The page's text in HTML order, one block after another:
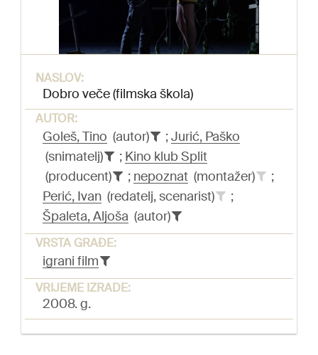
NASLOV:
Dobro veče (filmska škola)
AUTOR:
Goleš, Tino (autor) ;Jurić, Paško
(snimatelj)
; Kino klub Split
(producent)
; nepoznat (montažer)
;
Perić, Ivan (redatelj, scenarist)
;
Špaleta, Aljoša (autor)
VRSTA GRAĐE:
igrani film
VRIJEME IZRADE:
2008. g.